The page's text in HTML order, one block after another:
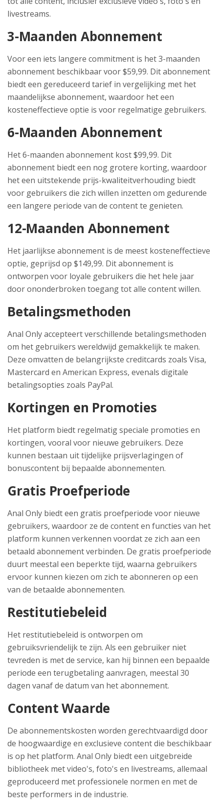
livestreams.
3-Maanden Abonnement
Voor een iets langere commitment is het 3-maanden
abonnement beschikbaar voor $59,99. Dit abonnement
biedt een gereduceerd tarief in vergelijking met het
maandelijkse abonnement, waardoor het een
kosteneffectieve optie is voor regelmatige gebruikers.
6-Maanden Abonnement
Het 6-maanden abonnement kost $99,99. Dit
abonnement biedt een nog grotere korting, waardoor
het een uitstekende prijs-kwaliteitverhouding biedt
voor gebruikers die zich willen inzetten om gedurende
een langere periode van de content te genieten.
12-Maanden Abonnement
Het jaarlijkse abonnement is de meest kosteneffectieve
optie, geprijsd op $149,99. Dit abonnement is
ontworpen voor loyale gebruikers die het hele jaar
door ononderbroken toegang tot alle content willen.
Betalingsmethoden
Anal Only accepteert verschillende betalingsmethoden
om het gebruikers wereldwijd gemakkelijk te maken.
Deze omvatten de belangrijkste creditcards zoals Visa,
Mastercard en American Express, evenals digitale
betalingsopties zoals PayPal.
Kortingen en Promoties
Het platform biedt regelmatig speciale promoties en
kortingen, vooral voor nieuwe gebruikers. Deze
kunnen bestaan uit tijdelijke prijsverlagingen of
bonuscontent bij bepaalde abonnementen.
Gratis Proefperiode
Anal Only biedt een gratis proefperiode voor nieuwe
gebruikers, waardoor ze de content en functies van het
platform kunnen verkennen voordat ze zich aan een
betaald abonnement verbinden. De gratis proefperiode
duurt meestal een beperkte tijd, waarna gebruikers
ervoor kunnen kiezen om zich te abonneren op een
van de betaalde abonnementen.
Restitutiebeleid
Het restitutiebeleid is ontworpen om
gebruiksvriendelijk te zijn. Als een gebruiker niet
tevreden is met de service, kan hij binnen een bepaalde
periode een terugbetaling aanvragen, meestal 30
dagen vanaf de datum van het abonnement.
Content Waarde
De abonnementskosten worden gerechtvaardigd door
de hoogwaardige en exclusieve content die beschikbaar
is op het platform. Anal Only biedt een uitgebreide
bibliotheek met video's, foto's en livestreams, allemaal
geproduceerd met professionele normen en met de
beste performers in de industrie.